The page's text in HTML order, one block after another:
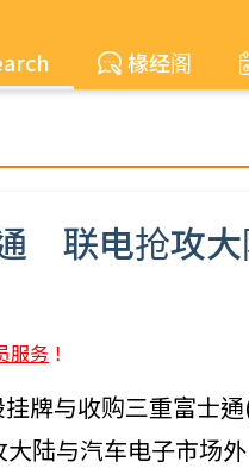
椽经阁
联电抢攻
服务 ！
牌与收购三重富士
陆与汽车电子市场外